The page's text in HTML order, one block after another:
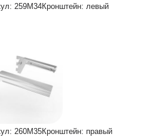
259М34Кронштейн: левый
260М35Кронштейн: правый